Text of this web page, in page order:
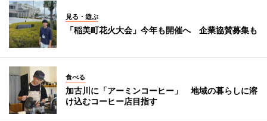
見る・遊ぶ
「稲美町花火大会」今年も開催へ 企業協賛募集も
食べる
加古川に「アーミンコーヒー」 地域の暮らしに溶
け込むコーヒー店目指す